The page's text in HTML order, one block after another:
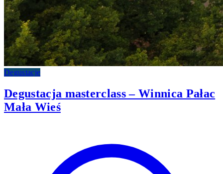
Degustacje
Degustacja masterclass – Winnica Pałac
Mała Wieś